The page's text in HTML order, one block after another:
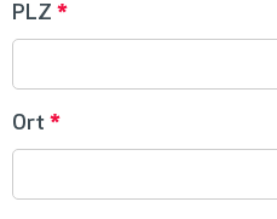
PLZ *
Ort *